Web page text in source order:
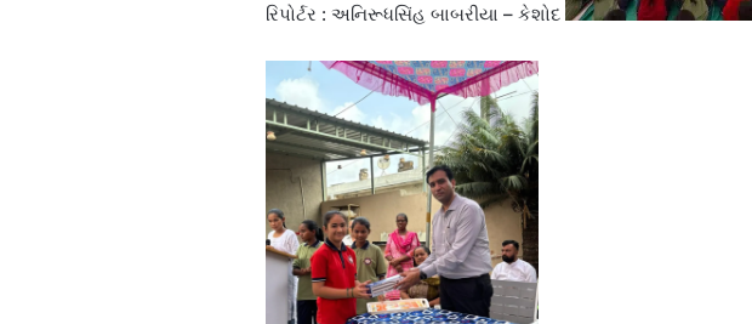
રિપોર્ટર : અનિરૂધસિંહ બાબરીયા – કેશોદ